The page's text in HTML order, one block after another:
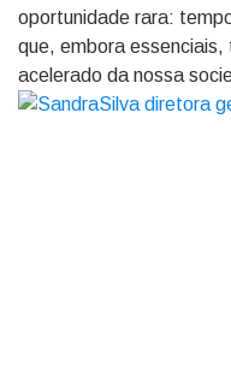
oportunidade rara:
que, embora
acelerado da nossa